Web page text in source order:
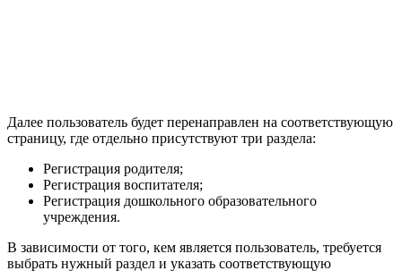
Далее пользователь будет перенаправлен на соответствующую
страницу, где отдельно присутствуют три раздела:
Регистрация родителя;
Регистрация воспитателя;
Регистрация дошкольного образовательного
учреждения.
В зависимости от того, кем является пользователь, требуется
выбрать нужный раздел и указать соответствующую